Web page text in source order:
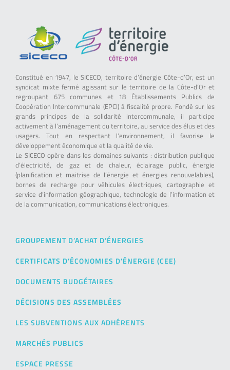
Constitué en 1947, le SICECO, territoire d’énergie Côte-d’Or, est un
syndicat mixte fermé agissant sur le territoire de la Côte-d’Or et
regroupant 675 communes et 18 Établissements Publics de
Coopération Intercommunale (EPCI) à fiscalité propre. Fondé sur les
grands principes de la solidarité intercommunale, il participe
activement à l’aménagement du territoire, au service des élus et des
usagers. Tout en respectant l’environnement, il favorise le
développement économique et la qualité de vie.
Le SICECO opère dans les domaines suivants : distribution publique
d’électricité, de gaz et de chaleur, éclairage public, énergie
(planification et maitrise de l’énergie et énergies renouvelables),
bornes de recharge pour véhicules électriques, cartographie et
service d’information géographique, technologie de l’information et
de la communication, communications électroniques.
GROUPEMENT D’ACHAT D’ÉNERGIES
CERTIFICATS D’ÉCONOMIES D’ÉNERGIE (CEE)
DOCUMENTS BUDGÉTAIRES
DÉCISIONS DES ASSEMBLÉES
LES SUBVENTIONS AUX ADHÉRENTS
MARCHÉS PUBLICS
ESPACE PRESSE